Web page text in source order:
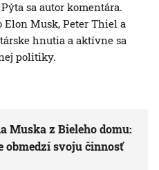
sa autor komentára.
Musk, Peter Thiel a
hnutia a aktívne sa
politiky.
Muska z Bieleho domu:
obmedzí svoju činnosť